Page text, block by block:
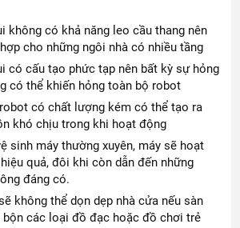
không có khả năng leo cầu thang nên
cho những ngôi nhà có nhiều tầng
có cấu tạo phức tạp nên bất kỳ sự hỏng
có thể khiến hỏng toàn bộ robot
có chất lượng kém có thể tạo ra
khó chịu trong khi hoạt động
sinh máy thường xuyên, máy sẽ hoạt
quả, đôi khi còn dẫn đến những
đáng có.
không thể dọn dẹp nhà cửa nếu sàn
bộn các loại đồ đạc hoặc đồ chơi trẻ